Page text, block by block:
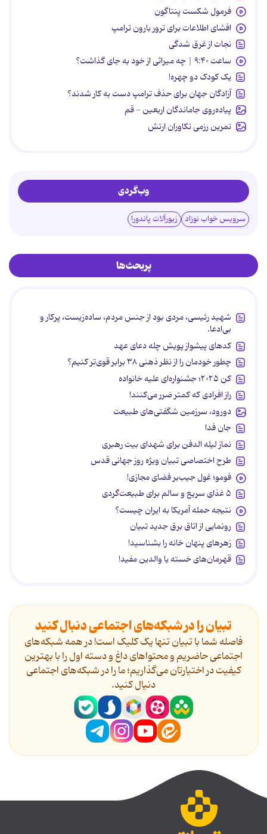
فرمول شکست پنتاگون
افشای اطلاعات برای ترور بارون ترامپ
نجات از غرق شدگی
ساعت ۹:۴۰ | چه میراثی از خود به جای گذاشت؟
یک کودک دو چهره!
آزادگان جهان برای حذف ترامپ دست به کار شدند؟
پیاده‌روی جاماندگان اربعین - قم
تمرین رزمی تکاوران ارتش
وب‌گردی
سرویس خواب نوزاد زیورآلات پاندورا
پربحث‌ها
شهید رئیسی، مردی بود از جنس مردم، ساده‌زیست، پرکار و
بی‌ادعا.
کدهای پیشواز پویش چله دعای عهد
چطور خودمان را از نظر ذهنی ۳۸ برابر قوی‌تر کنیم؟
کن ۲۰۲۵؛ جشنواره‌ای علیه خانواده
راز افرادی که کمتر ضرر می‌کنند!
دورود، سرزمین شگفتی‌های طبیعت
جان فدا
نماز لیله الدفن برای شهدای بیت رهبری
طرح اختصاصی تبیان ویژه روز جهانی قدس
فومو؛ غول جیب‌بر فضای مجازی!
۵ غذای سریع و سالم برای طبیعت‌گردی
نتیجه حمله آمریکا به ایران چیست؟
رونمایی از اتاق برق جدید تبیان
زهرهای پنهان خانه را بشناسید!
قهرمان‌های خسته یا والدین مفید!
تبیان را در شبکه‌های اجتماعی دنبال کنید
فاصله شما با تبیان تنها یک کلیک است! در همه شبکه‌های
اجتماعی حاضریم و محتواهای داغ و دسته اول را با بهترین
کیفیت در اختیارتان می‌گذاریم؛ ما را در شبکه‌های اجتماعی
دنیال کنید.